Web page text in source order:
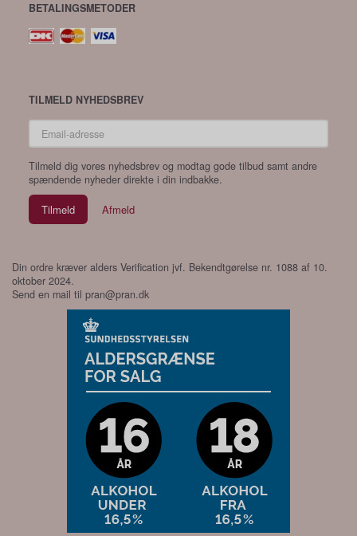
BETALINGSMETODER
TILMELD NYHEDSBREV
Email-
adresse
Tilmeld dig vores nyhedsbrev og modtag gode tilbud samt andre
spændende nyheder direkte i din indbakke.
Tilmeld Afmeld
Din ordre kræver alders Verification jvf. Bekendtgørelse nr. 1088 af 10.
oktober 2024.
Send en mail til pran@pran.dk